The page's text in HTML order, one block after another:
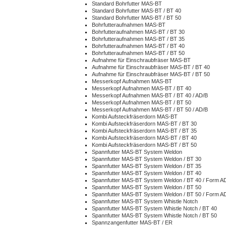
Standard Bohrfutter MAS-BT
Standard Bohrfutter MAS-BT / BT 40
Standard Bohrfutter MAS-BT / BT 50
Bohrfutteraufnahmen MAS-BT
Bohrfutteraufnahmen MAS-BT / BT 30
Bohrfutteraufnahmen MAS-BT / BT 35
Bohrfutteraufnahmen MAS-BT / BT 40
Bohrfutteraufnahmen MAS-BT / BT 50
Aufnahme für Einschraubfräser MAS-BT
Aufnahme für Einschraubfräser MAS-BT / BT 40
Aufnahme für Einschraubfräser MAS-BT / BT 50
Messerkopf Aufnahmen MAS-BT
Messerkopf Aufnahmen MAS-BT / BT 40
Messerkopf Aufnahmen MAS-BT / BT 40 / AD/B
Messerkopf Aufnahmen MAS-BT / BT 50
Messerkopf Aufnahmen MAS-BT / BT 50 / AD/B
Kombi Aufsteckfräserdorn MAS-BT
Kombi Aufsteckfräserdorn MAS-BT / BT 30
Kombi Aufsteckfräserdorn MAS-BT / BT 35
Kombi Aufsteckfräserdorn MAS-BT / BT 40
Kombi Aufsteckfräserdorn MAS-BT / BT 50
Spannfutter MAS-BT System Weldon
Spannfutter MAS-BT System Weldon / BT 30
Spannfutter MAS-BT System Weldon / BT 35
Spannfutter MAS-BT System Weldon / BT 40
Spannfutter MAS-BT System Weldon / BT 40 / Form
Spannfutter MAS-BT System Weldon / BT 50
Spannfutter MAS-BT System Weldon / BT 50 / Form
Spannfutter MAS-BT System Whistle Notch
Spannfutter MAS-BT System Whistle Notch / BT 40
Spannfutter MAS-BT System Whistle Notch / BT 50
Spannzangenfutter MAS-BT / ER